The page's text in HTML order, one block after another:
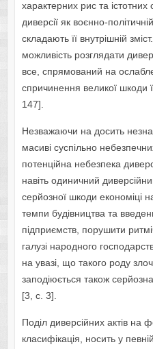
характерних рис та
диверсії як воєнно-
складають її внутрішній
можливість розглядати
все, спрямований на
спричинення великої шкоди
147].
Незважаючи на досить
масиві суспільно
потенційна небезпека
навіть одиничний
серйозної шкоди економіці
темпи будівництва та
підприємств, порушити
галузі народного
на увазі, що такого роду
заподіюється також
[3, с. 3].
Поділ диверсійних актів на
класифікація, носить у